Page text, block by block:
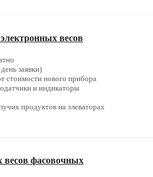
весов
заявки)
стоимости нового прибора
и индикаторы
продуктов на элеваторах
весов фасовочных